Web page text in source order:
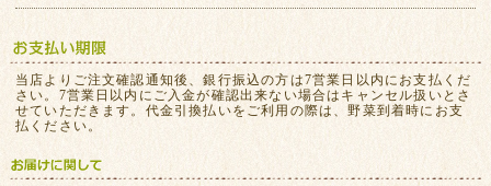
当店よりご注文確認通知後、銀行振込の方は7営業日以内にお支払くだ
さい。7営業日以内にご入金が確認出来ない場合はキャンセル扱いとさ
せていただきます。代金引換払いをご利用の際は、野菜到着時にお支
払ください。